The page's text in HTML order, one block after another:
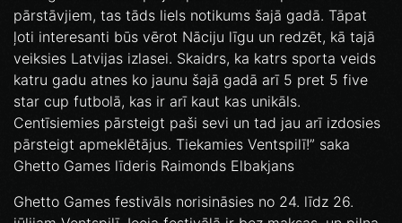
pārstāvjiem, tas tāds liels notikums šajā gadā. Tāpat
ļoti interesanti būs vērot Nāciju līgu un redzēt, kā tajā
veiksies Latvijas izlasei. Skaidrs, ka katrs sporta veids
katru gadu atnes ko jaunu šajā gadā arī 5 pret 5 five
star cup futbolā, kas ir arī kaut kas unikāls.
Centīsiemies pārsteigt paši sevi un tad jau arī izdosies
pārsteigt apmeklētājus. Tiekamies Ventspilī!” saka
Ghetto Games līderis Raimonds Elbakjans
Ghetto Games festivāls norisināsies no 24. līdz 26.